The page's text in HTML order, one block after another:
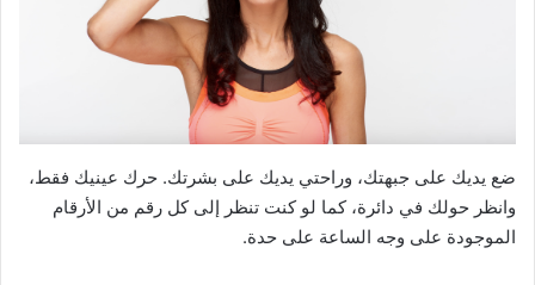
ضع يديك على جبهتك، وراحتي يديك على بشرتك. حرك عينيك فقط،
وانظر حولك في دائرة، كما لو كنت تنظر إلى كل رقم من الأرقام
الموجودة على وجه الساعة على حدة.